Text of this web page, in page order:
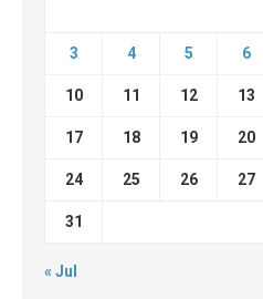
3 4 5 6
10 11 12 13
17 18 19 20
24 25 26 27
31
« Jul